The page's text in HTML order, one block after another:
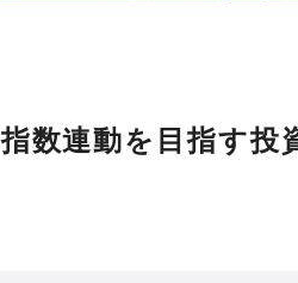
数連動を目指す投